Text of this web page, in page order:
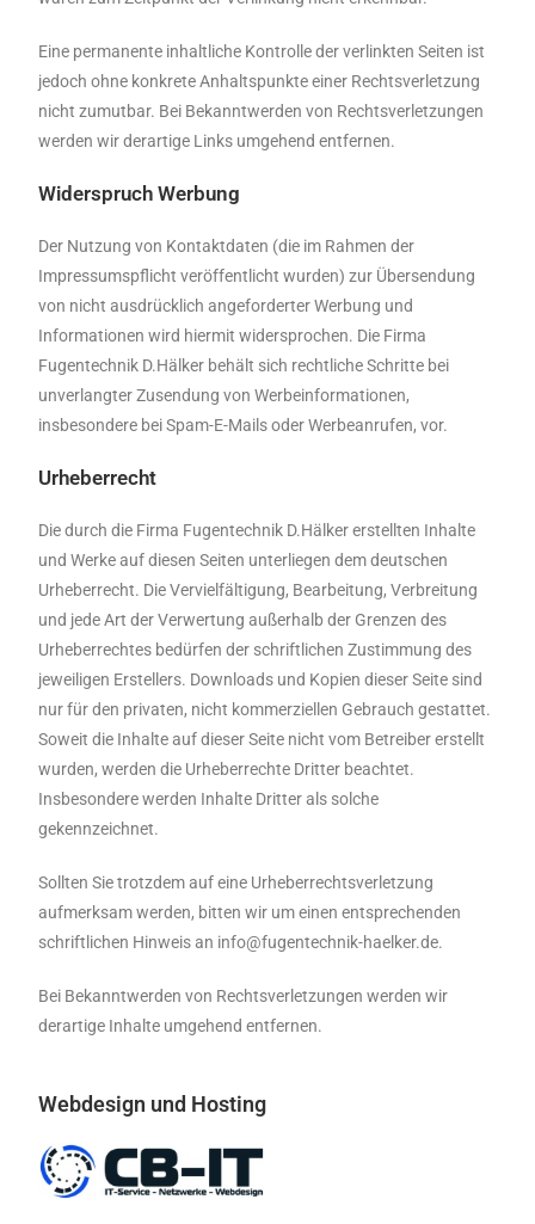
Eine permanente inhaltliche Kontrolle der verlinkten Seiten ist
jedoch ohne konkrete Anhaltspunkte einer Rechtsverletzung
nicht zumutbar. Bei Bekanntwerden von Rechtsverletzungen
werden wir derartige Links umgehend entfernen.
Widerspruch Werbung
Der Nutzung von Kontaktdaten (die im Rahmen der
Impressumspflicht veröffentlicht wurden) zur Übersendung
von nicht ausdrücklich angeforderter Werbung und
Informationen wird hiermit widersprochen. Die Firma
Fugentechnik D.Hälker behält sich rechtliche Schritte bei
unverlangter Zusendung von Werbeinformationen,
insbesondere bei Spam-E-Mails oder Werbeanrufen, vor.
Urheberrecht
Die durch die Firma Fugentechnik D.Hälker erstellten Inhalte
und Werke auf diesen Seiten unterliegen dem deutschen
Urheberrecht. Die Vervielfältigung, Bearbeitung, Verbreitung
und jede Art der Verwertung außerhalb der Grenzen des
Urheberrechtes bedürfen der schriftlichen Zustimmung des
jeweiligen Erstellers. Downloads und Kopien dieser Seite sind
nur für den privaten, nicht kommerziellen Gebrauch gestattet.
Soweit die Inhalte auf dieser Seite nicht vom Betreiber erstellt
wurden, werden die Urheberrechte Dritter beachtet.
Insbesondere werden Inhalte Dritter als solche
gekennzeichnet.
Sollten Sie trotzdem auf eine Urheberrechtsverletzung
aufmerksam werden, bitten wir um einen entsprechenden
schriftlichen Hinweis an info@fugentechnik-haelker.de.
Bei Bekanntwerden von Rechtsverletzungen werden wir
derartige Inhalte umgehend entfernen.
Webdesign und Hosting